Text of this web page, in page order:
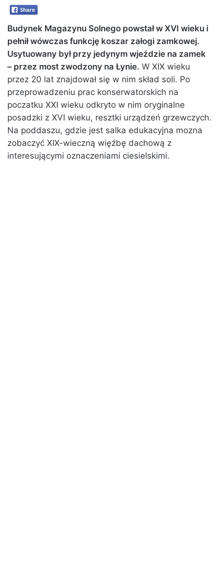
Budynek Magazynu Solnego powstał w XVI wieku i
pełnił wówczas funkcję koszar załogi zamkowej.
Usytuowany był przy jedynym wjeździe na zamek
– przez most zwodzony na Łynie. W XIX wieku
przez 20 lat znajdował się w nim skład soli. Po
przeprowadzeniu prac konserwatorskich na
poczatku XXI wieku odkryto w nim oryginalne
posadzki z XVI wieku, resztki urządzeń grzewczych.
Na poddaszu, gdzie jest salka edukacyjna mozna
zobaczyć XIX-wieczną więźbę dachową z
interesującymi oznaczeniami ciesielskimi.